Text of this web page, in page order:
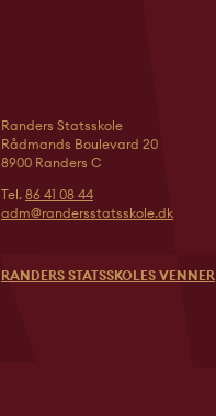
Randers Statsskole
Rådmands Boulevard 20
8900 Randers C
Tel. 86 41 08 44
adm@randersstatsskole.dk
RANDERS STATSSKOLES VENNER